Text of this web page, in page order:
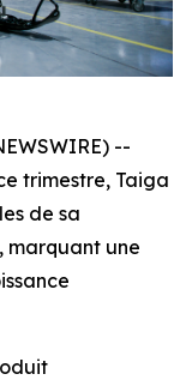
--
trimestre, Taiga
de sa
marquant une